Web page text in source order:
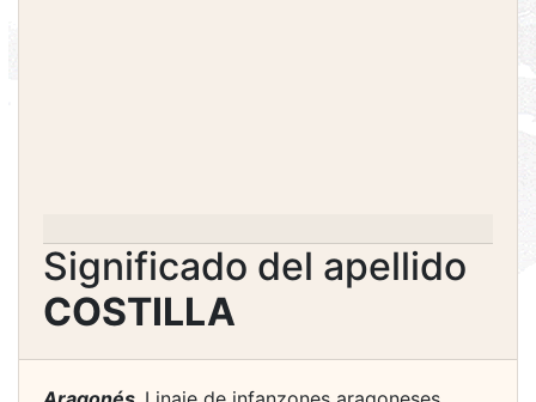
Significado del apellido
COSTILLA